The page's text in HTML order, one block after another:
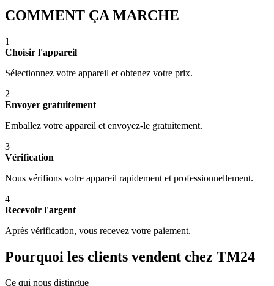
COMMENT ÇA MARCHE
1
Choisir l'appareil
Sélectionnez votre appareil et obtenez votre prix.
2
Envoyer gratuitement
Emballez votre appareil et envoyez-le gratuitement.
3
Vérification
Nous vérifions votre appareil rapidement et professionnellement.
4
Recevoir l'argent
Après vérification, vous recevez votre paiement.
Pourquoi les clients vendent chez TM24
Ce qui nous distingue